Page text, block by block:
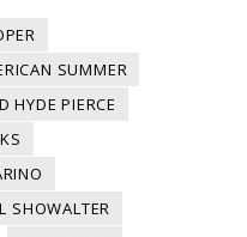
SUMMER
HYDE PIERCE
SHOWALTER